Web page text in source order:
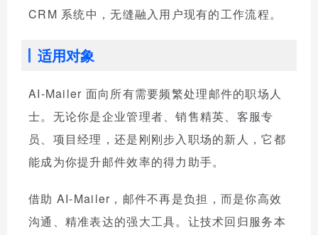
CRM 系统中，无缝融入用户现有的工作流程。
适用对象
AI-Mailer 面向所有需要频繁处理邮件的职场人
士。无论你是企业管理者、销售精英、客服专
员、项目经理，还是刚刚步入职场的新人，它都
能成为你提升邮件效率的得力助手。
借助 AI-Mailer，邮件不再是负担，而是你高效
沟通、精准表达的强大工具。让技术回归服务本